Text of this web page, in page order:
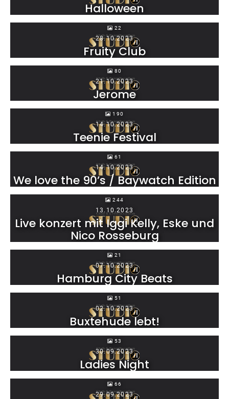
Halloween
22
28.10.2023
Fruity Club
80
21.10.2023
Jerome
190
14.10.2023
Teenie Festival
61
14.10.2023
We love the 90’s / Baywatch Edition
244
13.10.2023
Live konzert mit Iggi Kelly, Eske und
Nico Rosseburg
21
07.10.2023
Hamburg City Beats
51
02.10.2023
Buxtehude lebt!
53
30.09.2023
Ladies Night
66
29.09.2023